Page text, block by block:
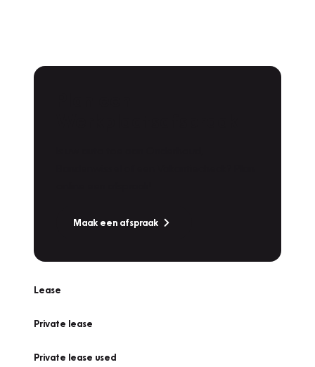
Maak een afspraak
Lease
Private lease
Private lease used